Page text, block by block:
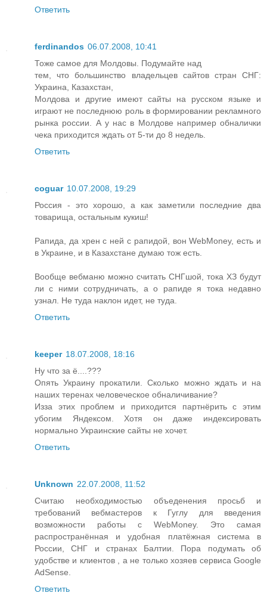
Ответить
ferdinandos 06.07.2008, 10:41
Тоже самое для Молдовы. Подумайте над
тем, что большинство владельцев сайтов стран СНГ:
Украина, Казахстан,
Молдова и другие имеют сайты на русском языке и
играют не последнюю роль в формировании рекламного
рынка россии. А у нас в Молдове например обналички
чека приходится ждать от 5-ти до 8 недель.
Ответить
coguar 10.07.2008, 19:29
Россия - это хорошо, а как заметили последние два
товарища, остальным кукиш!
Рапида, да хрен с ней с рапидой, вон WebMoney, есть и
в Украине, и в Казахстане думаю тож есть.
Вообще вебманю можно считать СНГшой, тока ХЗ будут
ли с ними сотрудничать, а о рапиде я тока недавно
узнал. Не туда наклон идет, не туда.
Ответить
keeper 18.07.2008, 18:16
Ну что за ё....???
Опять Украину прокатили. Сколько можно ждать и на
наших теренах человеческое обналичивание?
Изза этих проблем и приходится партнёрить с этим
убогим Яндексом. Хотя он даже индексировать
нормально Украинские сайты не хочет.
Ответить
Unknown 22.07.2008, 11:52
Считаю необходимостью объеденения просьб и
требований вебмастеров к Гуглу для введения
возможности работы с WebMoney. Это самая
распространённая и удобная платёжная система в
России, СНГ и странах Балтии. Пора подумать об
удобстве и клиентов , а не только хозяев сервиса Google
AdSense.
Ответить